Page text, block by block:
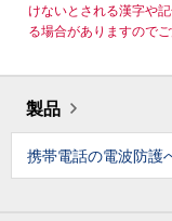
けないとされる漢字や
る場合がありますのでご
製品
携帯電話の電波防護